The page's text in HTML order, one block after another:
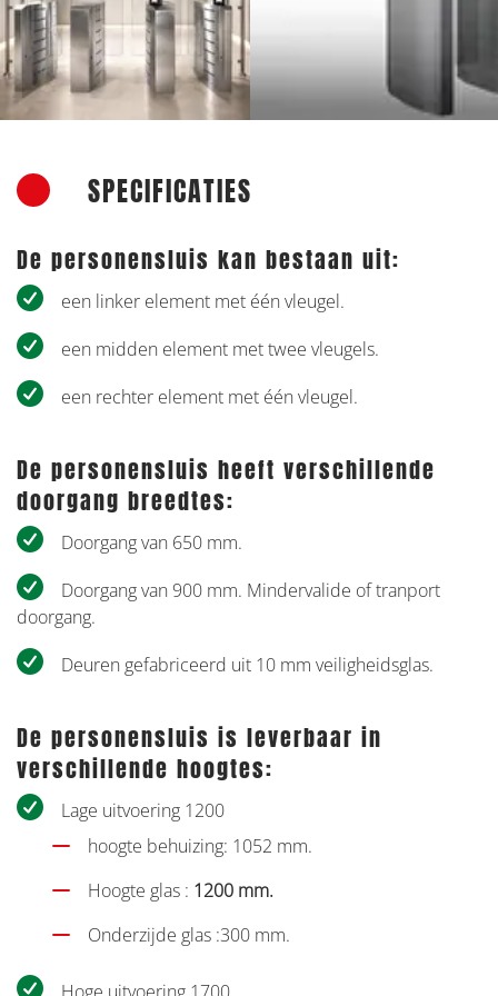
Vorige
SPECIFICATIES
De personensluis kan bestaan uit:
een linker element met één vleugel.
een midden element met twee vleugels.
een rechter element met één vleugel.
De personensluis heeft verschillende
doorgang breedtes:
Doorgang van 650 mm.
Doorgang van 900 mm. Mindervalide of tranport
doorgang.
Deuren gefabriceerd uit 10 mm veiligheidsglas.
De personensluis is leverbaar in
verschillende hoogtes:
Lage uitvoering 1200
hoogte behuizing: 1052 mm.
Hoogte glas : 1200 mm.
Onderzijde glas :300 mm.